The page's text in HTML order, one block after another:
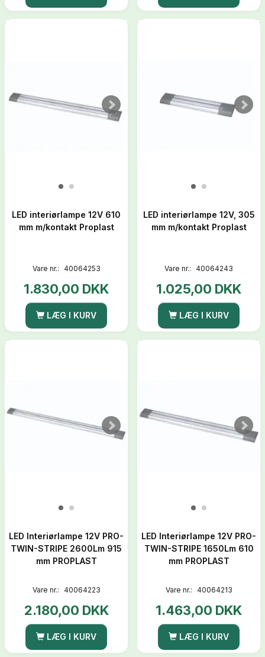
LED interiørlampe 12V 610
mm m/kontakt Proplast
Vare nr.: 40064253
1.830,00 DKK
LÆG I KURV
LED interiørlampe 12V, 305
mm m/kontakt Proplast
Vare nr.: 40064243
1.025,00 DKK
LÆG I KURV
LED Interiørlampe 12V PRO-
TWIN-STRIPE 2600Lm 915
mm PROPLAST
Vare nr.: 40064223
2.180,00 DKK
LÆG I KURV
LED Interiørlampe 12V PRO-
TWIN-STRIPE 1650Lm 610
mm PROPLAST
Vare nr.: 40064213
1.463,00 DKK
LÆG I KURV